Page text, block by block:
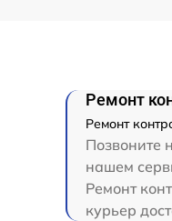
Ремонт
Ремонт
Позвоните
нашем
Ремонт
курьер